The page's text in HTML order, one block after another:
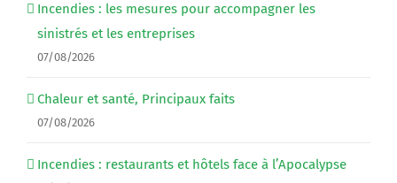
Incendies : les mesures pour accompagner les
sinistrés et les entreprises
07/08/2026
Chaleur et santé, Principaux faits
07/08/2026
Incendies : restaurants et hôtels face à l’Apocalypse